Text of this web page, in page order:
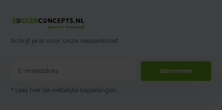
Schrijf je in voor onze nieuwsbrief
Abonneer
* Lees hier de wettelijke beperkingen